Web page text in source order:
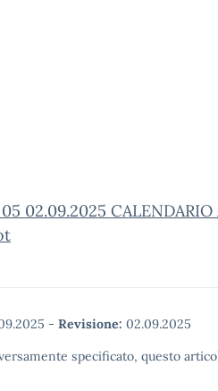
02.09.2025 CALENDARIO
- Revisione: 02.09.2025
specificato, questo